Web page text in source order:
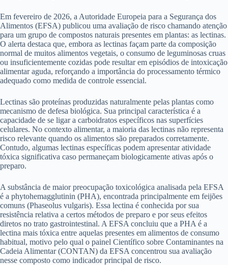
Em fevereiro de 2026, a Autoridade Europeia para a Segurança dos
Alimentos (EFSA) publicou uma avaliação de risco chamando atenção
para um grupo de compostos naturais presentes em plantas: as lectinas.
O alerta destaca que, embora as lectinas façam parte da composição
normal de muitos alimentos vegetais, o consumo de leguminosas cruas
ou insuficientemente cozidas pode resultar em episódios de intoxicação
alimentar aguda, reforçando a importância do processamento térmico
adequado como medida de controle essencial.
Lectinas são proteínas produzidas naturalmente pelas plantas como
mecanismo de defesa biológica. Sua principal característica é a
capacidade de se ligar a carboidratos específicos nas superfícies
celulares. No contexto alimentar, a maioria das lectinas não representa
risco relevante quando os alimentos são preparados corretamente.
Contudo, algumas lectinas específicas podem apresentar atividade
tóxica significativa caso permaneçam biologicamente ativas após o
preparo.
A substância de maior preocupação toxicológica analisada pela EFSA
é a phytohemagglutinin (PHA), encontrada principalmente em feijões
comuns (Phaseolus vulgaris). Essa lectina é conhecida por sua
resistência relativa a certos métodos de preparo e por seus efeitos
diretos no trato gastrointestinal. A EFSA concluiu que a PHA é a
lectina mais tóxica entre aquelas presentes em alimentos de consumo
habitual, motivo pelo qual o painel Científico sobre Contaminantes na
Cadeia Alimentar (CONTAN) da EFSA concentrou sua avaliação
nesse composto como indicador principal de risco.